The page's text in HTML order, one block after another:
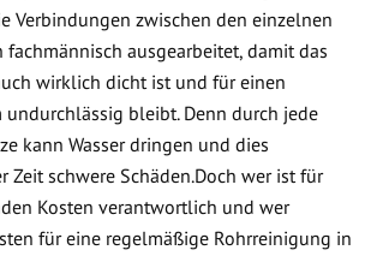
Verbindungen zwischen den einzelnen
fachmännisch ausgearbeitet, damit das
wirklich dicht ist und für einen
undurchlässig bleibt. Denn durch jede
kann Wasser dringen und dies
Zeit schwere Schäden.Doch wer ist für
Kosten verantwortlich und wer
für eine regelmäßige Rohrreinigung in